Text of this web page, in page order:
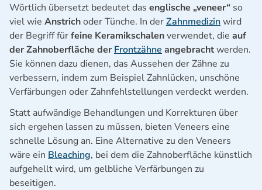
Wörtlich übersetzt bedeutet das englische „veneer“ so
viel wie Anstrichoder Tünche. In derZahnmedizinwird
der Begriff fürfeine Keramikschalenverwendet, die auf
der Zahnoberfläche der Frontzähne angebrachtwerden.
Sie können dazu dienen, das Aussehen der Zähne zu
verbessern, indem zum Beispiel Zahnlücken, unschöne
Verfärbungen oder Zahnfehlstellungen verdeckt werden.
Statt aufwändige Behandlungen und Korrekturen über
sich ergehen lassen zu müssen, bieten Veneers eine
schnelle Lösung an. Eine Alternative zu den Veneers
wäre ein Bleaching, bei dem die Zahnoberfläche künstlich
aufgehellt wird, um gelbliche Verfärbungen zu
beseitigen.